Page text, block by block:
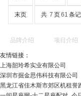
末页 共 7 页61 条
品牌介绍 项目介绍
友情链接：
上海韶玲希实业有限公司
深圳市掘金思伟科技有限公司
黑龙江省佳木斯市郊区机租誉